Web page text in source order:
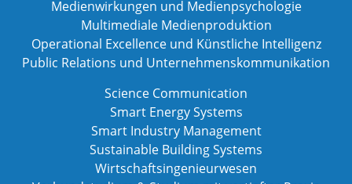
Medienwirkungen und Medienpsychologie
Multimediale Medienproduktion
Operational Excellence und Künstliche Intelligenz
Public Relations und Unternehmenskommunikation
Science Communication
Smart Energy Systems
Smart Industry Management
Sustainable Building Systems
Wirtschaftsingenieurwesen